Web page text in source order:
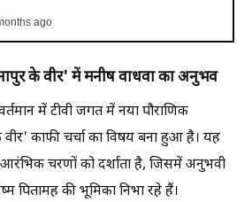
ago
के वीर' में मनीष वाधवा का अनुभव
में टीवी जगत में नया पौराणिक
वीर' काफी चर्चा का विषय बना हुआ है। यह
चरणों को दर्शाता है, जिसमें अनुभवी
पितामह की भूमिका निभा रहे हैं।